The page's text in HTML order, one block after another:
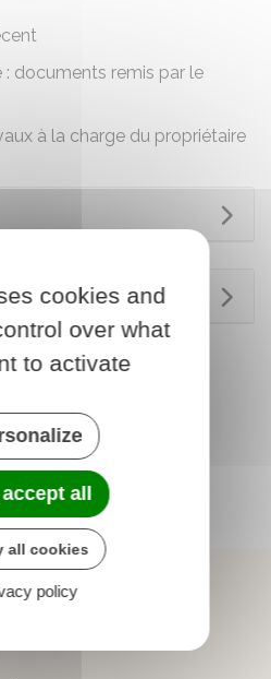
documents remis par le
à la charge du propriétaire
!
cookies and
over what
to activate
all
all cookies
policy